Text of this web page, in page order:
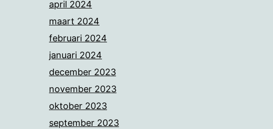
april 2024
maart 2024
februari 2024
januari 2024
december 2023
november 2023
oktober 2023
september 2023